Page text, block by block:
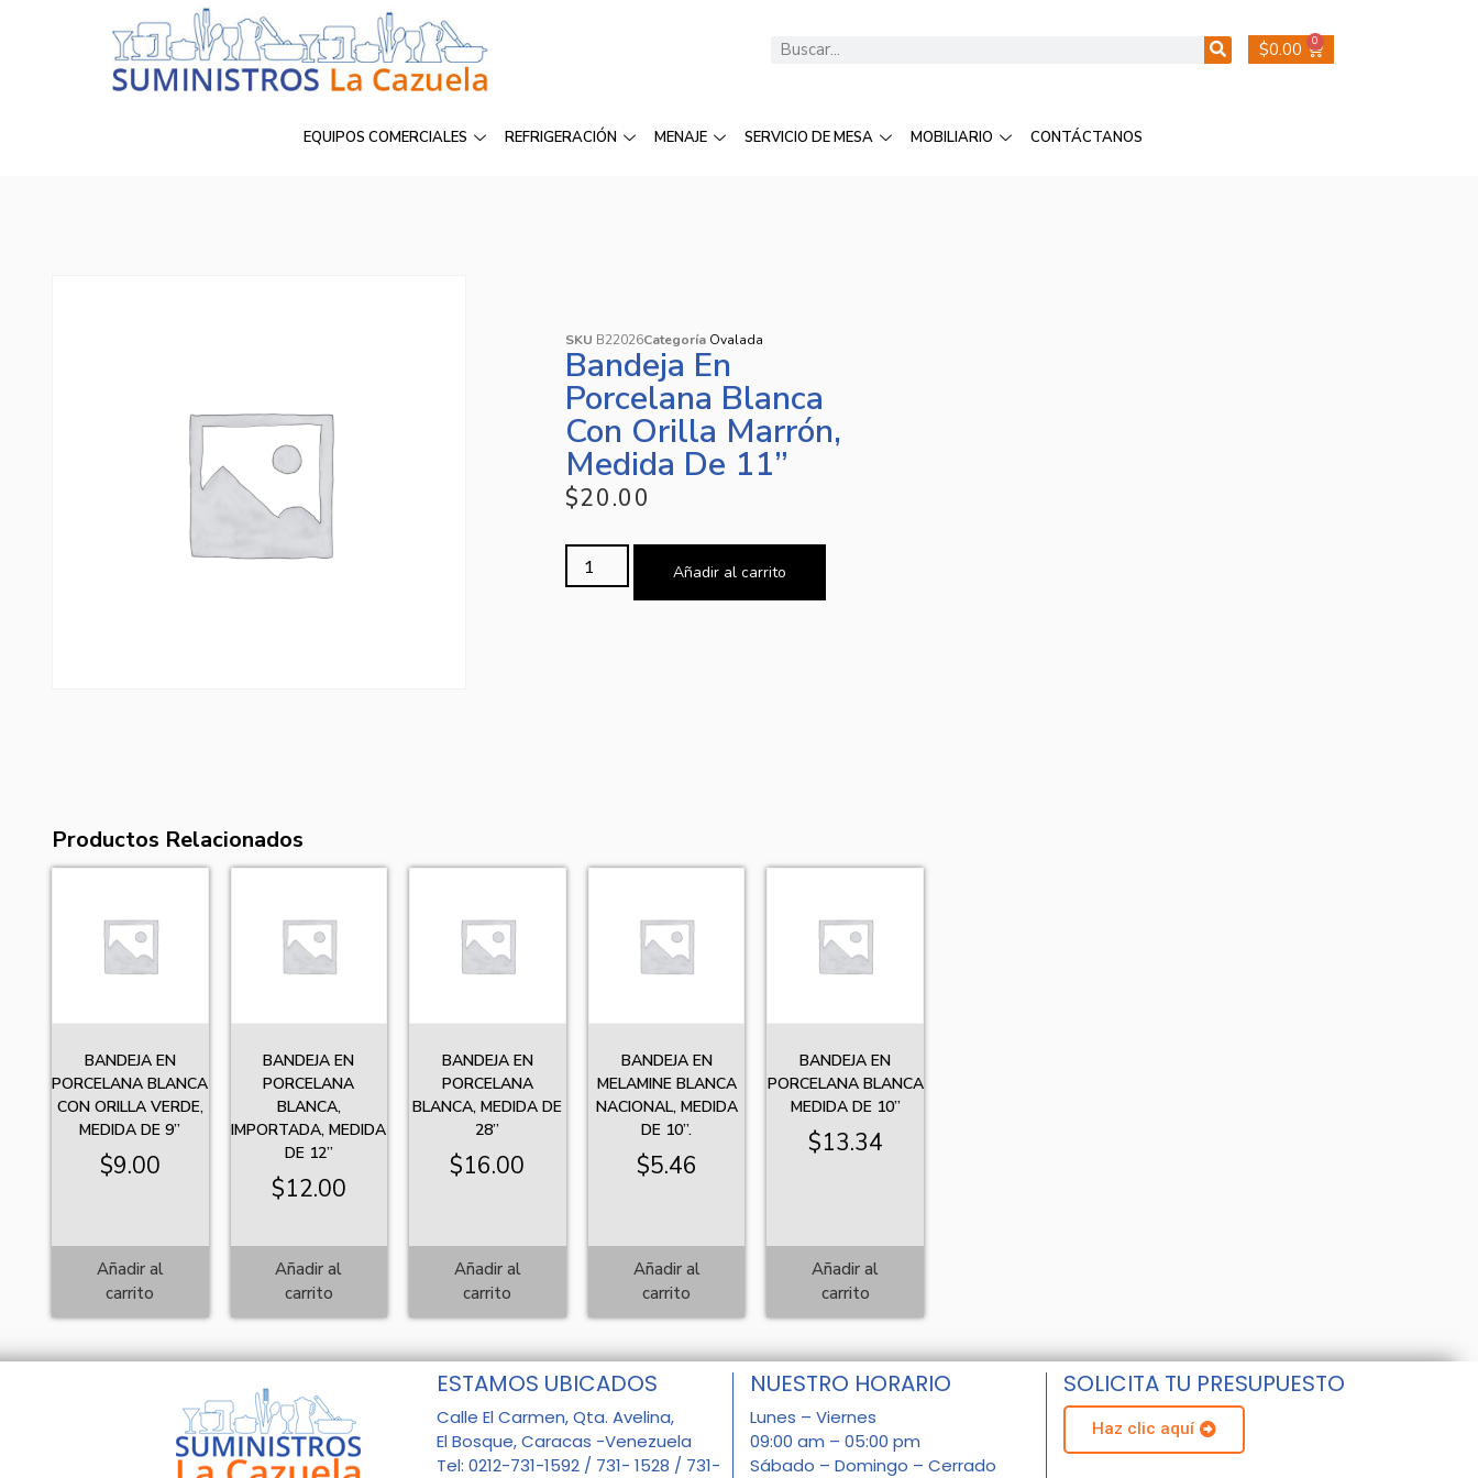
$0.00 0
EQUIPOS COMERCIALES REFRIGERACIÓN MENAJE SERVICIO DE MESA MOBILIARIO CONTÁCTANOS
SKU B22026Categoría Ovalada
Bandeja En
Porcelana Blanca
Con Orilla Marrón,
Medida De 11”
$20.00
Añadir al carrito
Productos Relacionados
BANDEJA EN
PORCELANA BLANCA
CON ORILLA VERDE,
MEDIDA DE 9”
$9.00
Añadir al
carrito
BANDEJA EN
PORCELANA
BLANCA,
IMPORTADA, MEDIDA
DE 12”
$12.00
Añadir al
carrito
BANDEJA EN
PORCELANA
BLANCA, MEDIDA DE
28”
$16.00
Añadir al
carrito
BANDEJA EN
MELAMINE BLANCA
NACIONAL, MEDIDA
DE 10”.
$5.46
Añadir al
carrito
BANDEJA EN
PORCELANA BLANCA
MEDIDA DE 10”
$13.34
Añadir al
carrito
ESTAMOS UBICADOS
Calle El Carmen, Qta. Avelina,
El Bosque, Caracas -Venezuela
Tel: 0212-731-1592 / 731- 1528 / 731-
NUESTRO HORARIO
Lunes – Viernes
09:00 am – 05:00 pm
Sábado – Domingo – Cerrado
SOLICITA TU PRESUPUESTO
Haz clic aquí